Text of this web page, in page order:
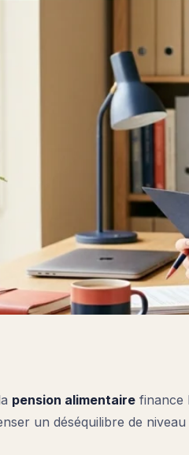
pension alimentairefinance
un déséquilibre de